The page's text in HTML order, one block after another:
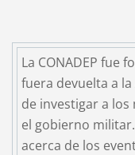
La CONADEP fue
fuera devuelta a
de investigar a
el gobierno
acerca de los